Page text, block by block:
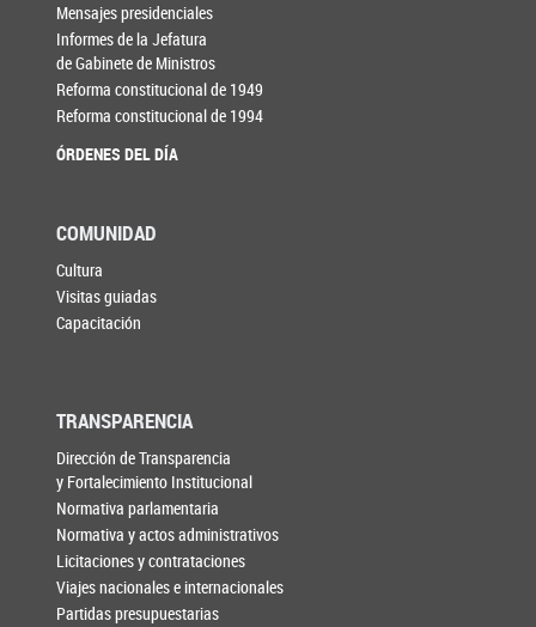
Mensajes presidenciales
Informes de la Jefatura
de Gabinete de Ministros
Reforma constitucional de 1949
Reforma constitucional de 1994
ÓRDENES DEL DÍA
COMUNIDAD
Cultura
Visitas guiadas
Capacitación
TRANSPARENCIA
Dirección de Transparencia
y Fortalecimiento Institucional
Normativa parlamentaria
Normativa y actos administrativos
Licitaciones y contrataciones
Viajes nacionales e internacionales
Partidas presupuestarias